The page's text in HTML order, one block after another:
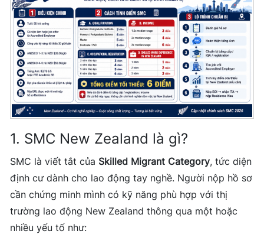
1. SMC New Zealand là gì?
SMC là viết tắt của Skilled Migrant Category, tức diện
định cư dành cho lao động tay nghề. Người nộp hồ sơ
cần chứng minh mình có kỹ năng phù hợp với thị
trường lao động New Zealand thông qua một hoặc
nhiều yếu tố như: